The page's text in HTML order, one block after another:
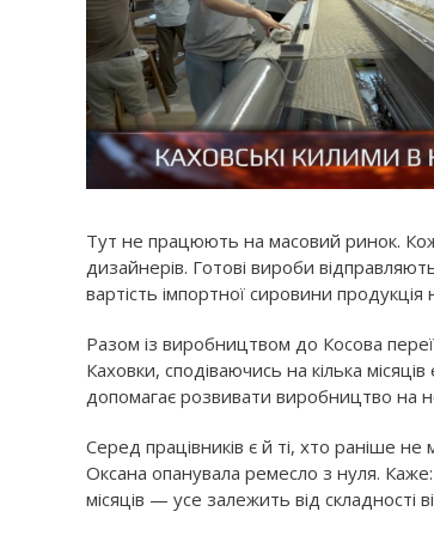
Тут не працюють на масовий ринок.
дизайнерів. Готові вироби
вартість імпортної сировини
Разом із виробництвом до Косова
Каховки, сподіваючись на кілька
допомагає розвивати виробництво на
Серед працівників є й ті, хто раніше
Оксана опанувала ремесло з нуля.
місяців — усе залежить від складності